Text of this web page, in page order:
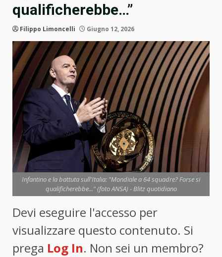
qualificherebbe…”
Filippo Limoncelli Giugno 12, 2026
Infantino e la battuta sull'Italia: "Mondiale a 64 squadre? Forse si
qualificherebbe..." (foto ANSA) - Blitz quotidiano
Devi eseguire l'accesso per
visualizzare questo contenuto. Si
prega Log In. Non sei un membro?